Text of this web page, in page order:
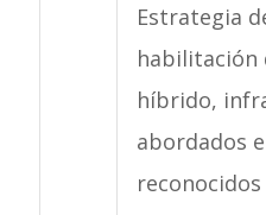
Estrategia
habilitación
híbrido,
abordados